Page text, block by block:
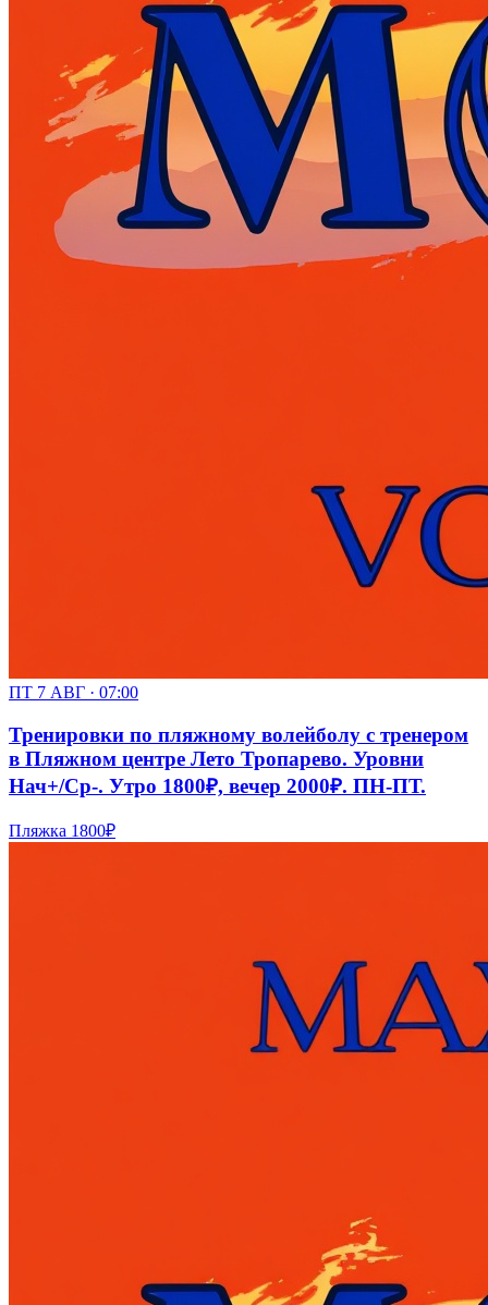
ПТ 7 АВГ · 07:00
Тренировки по пляжному волейболу с тренером
в Пляжном центре Лето Тропарево. Уровни
Нач+/Ср-. Утро 1800₽, вечер 2000₽. ПН-ПТ.
Пляжка 1800₽